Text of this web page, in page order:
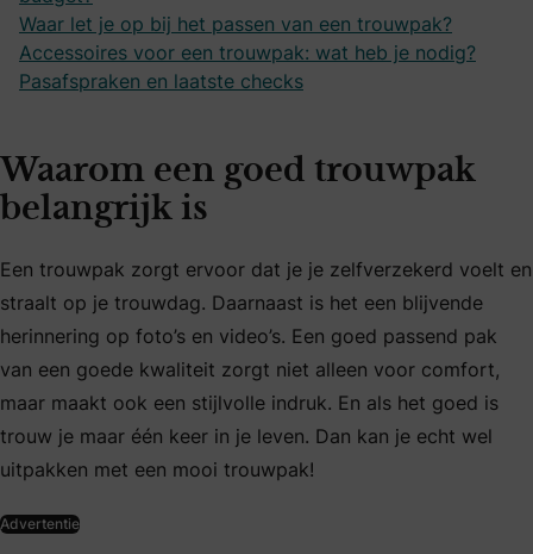
Waar let je op bij het passen van een trouwpak?
Accessoires voor een trouwpak: wat heb je nodig?
Pasafspraken en laatste checks
Waarom een goed trouwpak
belangrijk is
Een trouwpak zorgt ervoor dat je je zelfverzekerd voelt en
straalt op je trouwdag. Daarnaast is het een blijvende
herinnering op foto’s en video’s. Een goed passend pak
van een goede kwaliteit zorgt niet alleen voor comfort,
maar maakt ook een stijlvolle indruk. En als het goed is
trouw je maar één keer in je leven. Dan kan je echt wel
uitpakken met een mooi trouwpak!
Advertentie